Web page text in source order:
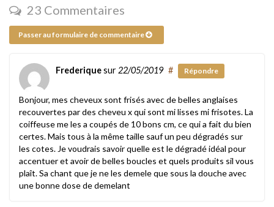
23 Commentaires
Passer au formulaire de commentaire
Frederiquesur 22/05/2019 # Répondre
Bonjour, mes cheveux sont frisés avec de belles anglaises
recouvertes par des cheveu x qui sont mi lisses mi frisotes. La
coiffeuse me les a coupés de 10 bons cm, ce qui a fait du bien
certes. Mais tous à la même taille sauf un peu dégradés sur
les cotes. Je voudrais savoir quelle est le dégradé idéal pour
accentuer et avoir de belles boucles et quels produits sil vous
plaît. Sa chant que je ne les demele que sous la douche avec
une bonne dose de demelant